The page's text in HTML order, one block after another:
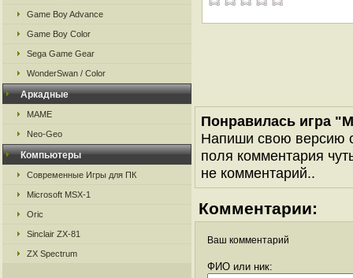
Game Boy Advance
Game Boy Color
Sega Game Gear
WonderSwan / Color
Аркадные
MAME
Neo-Geo
Компьютеры
Современные Игры для ПК
Microsoft MSX-1
Oric
Sinclair ZX-81
ZX Spectrum
Понравилась игра
Напиши свою версию
поля комментария
не комментарий..
Комментарии:
Ваш комментарий
ФИО или ник: